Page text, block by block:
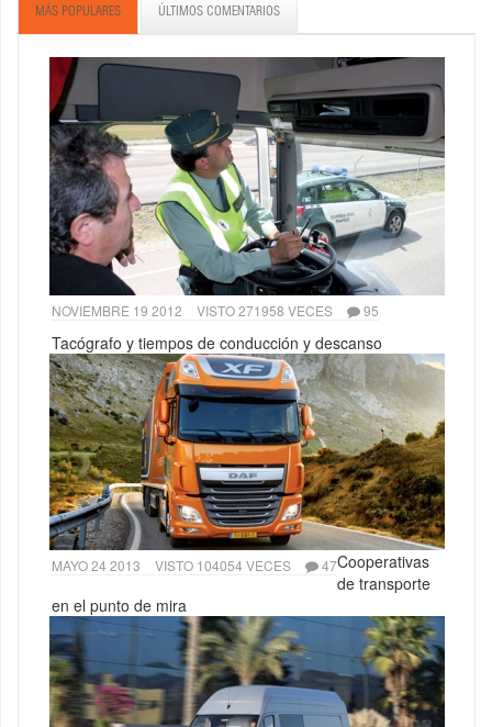
MÁS POPULARES ÚLTIMOS COMENTARIOS
NOVIEMBRE 19 2012 VISTO 271958 VECES 95
Tacógrafo y tiempos de conducción y descanso
MAYO 24 2013 VISTO 104054 VECES 47Cooperativas
de transporte
en el punto de mira